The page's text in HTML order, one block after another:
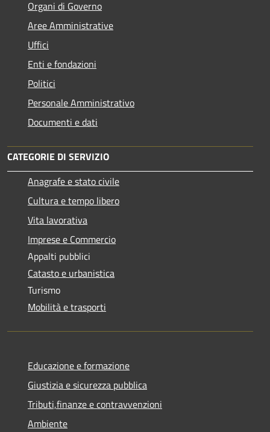
Organi di Governo
Aree Amministrative
Uffici
Enti e fondazioni
Politici
Personale Amministrativo
Documenti e dati
CATEGORIE DI SERVIZIO
Anagrafe e stato civile
Cultura e tempo libero
Vita lavorativa
Imprese e Commercio
Appalti pubblici
Catasto e urbanistica
Turismo
Mobilità e trasporti
Educazione e formazione
Giustizia e sicurezza pubblica
Tributi,finanze e contravvenzioni
Ambiente